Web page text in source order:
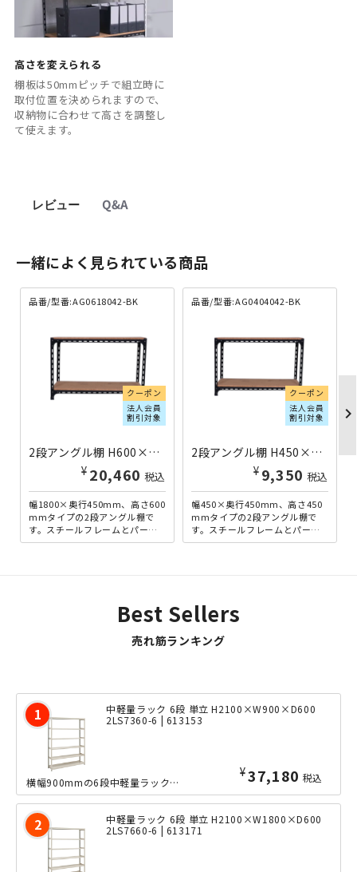
高さを変えられる
棚板は50mmピッチで組立時に
取付位置を決められますので、
収納物に合わせて高さを調整し
て使えます。
レビュー Q&A
一緒によく見られている商品
品番/型番:AG0618042-BK
クーポン
法人会員
割引対象
2段アングル棚 H600×W1800×D450 ブラック AG0618042-BK | 221262
¥ 20,460 税込
幅1800×奥行450mm、高さ600
mmタイプの2段アングル棚で
す。スチールフレームとパーテ
ィクルボードを組み合わせた、
品番/型番:AG0404042-BK
クーポン
法人会員
割引対象
2段アングル棚 H450×W450×D450 ブラック AG0404042-BK | 221002
¥ 9,350 税込
幅450×奥行450mm、高さ450
mmタイプの2段アングル棚で
す。スチールフレームとパーテ
ィクルボードを組み合わせた、
chevron_right
Best Sellers
売れ筋ランキング
中軽量ラック 6段 単立 H2100×W900×D600
2LS7360-6 | 613153
¥37,180 税込
横幅900mmの6段中軽量ラックの、奥行きたっぷりな600mmタイプ。ボルトレス...
中軽量ラック 6段 単立 H2100×W1800×D600
2LS7660-6 | 613171